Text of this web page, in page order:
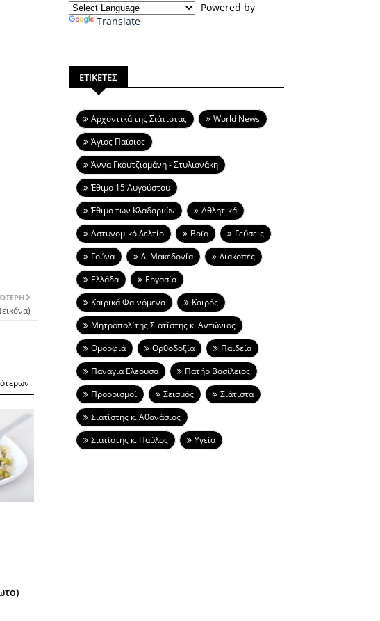
Powered by
Translate
ΕΤΙΚΕΤΕΣ
Aρχοντικά της Σιάτιστας
World News
Άγιος Παϊσιος
Άννα Γκουτζιαμάνη - Στυλιανάκη
Έθιμο 15 Αυγούστου
Έθιμο των Κλαδαριών
Αθλητικά
Αστυνομικό Δελτίο
Βοϊο
Γεύσεις
Γούνα
Δ. Μακεδονία
Διακοπές
Ελλάδα
Εργασία
Καιρικά Φαινόμενα
Καιρός
Μητροπολίτης Σιατίστης κ. Αντώνιος
Ομορφιά
Ορθοδοξία
Παιδεία
Παναγια Ελεουσα
Πατήρ Βασίλειος
Προορισμοί
Σεισμός
Σιάτιστα
Σιατίστης κ. Αθανάσιος
Σιατίστης κ. Παύλος
Υγεία